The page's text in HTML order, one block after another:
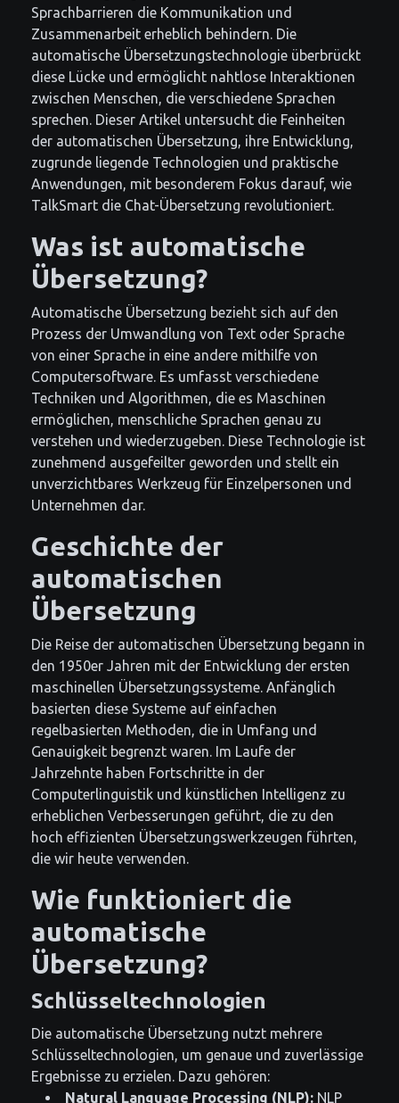
Sprachbarrieren die Kommunikation und
Zusammenarbeit erheblich behindern. Die
automatische Übersetzungstechnologie überbrückt
diese Lücke und ermöglicht nahtlose Interaktionen
zwischen Menschen, die verschiedene Sprachen
sprechen. Dieser Artikel untersucht die Feinheiten
der automatischen Übersetzung, ihre Entwicklung,
zugrunde liegende Technologien und praktische
Anwendungen, mit besonderem Fokus darauf, wie
TalkSmart die Chat-Übersetzung revolutioniert.
Was ist automatische
Übersetzung?
Automatische Übersetzung bezieht sich auf den
Prozess der Umwandlung von Text oder Sprache
von einer Sprache in eine andere mithilfe von
Computersoftware. Es umfasst verschiedene
Techniken und Algorithmen, die es Maschinen
ermöglichen, menschliche Sprachen genau zu
verstehen und wiederzugeben. Diese Technologie ist
zunehmend ausgefeilter geworden und stellt ein
unverzichtbares Werkzeug für Einzelpersonen und
Unternehmen dar.
Geschichte der
automatischen
Übersetzung
Die Reise der automatischen Übersetzung begann in
den 1950er Jahren mit der Entwicklung der ersten
maschinellen Übersetzungssysteme. Anfänglich
basierten diese Systeme auf einfachen
regelbasierten Methoden, die in Umfang und
Genauigkeit begrenzt waren. Im Laufe der
Jahrzehnte haben Fortschritte in der
Computerlinguistik und künstlichen Intelligenz zu
erheblichen Verbesserungen geführt, die zu den
hoch effizienten Übersetzungswerkzeugen führten,
die wir heute verwenden.
Wie funktioniert die
automatische
Übersetzung?
Schlüsseltechnologien
Die automatische Übersetzung nutzt mehrere
Schlüsseltechnologien, um genaue und zuverlässige
Ergebnisse zu erzielen. Dazu gehören:
Natural Language Processing (NLP): NLP